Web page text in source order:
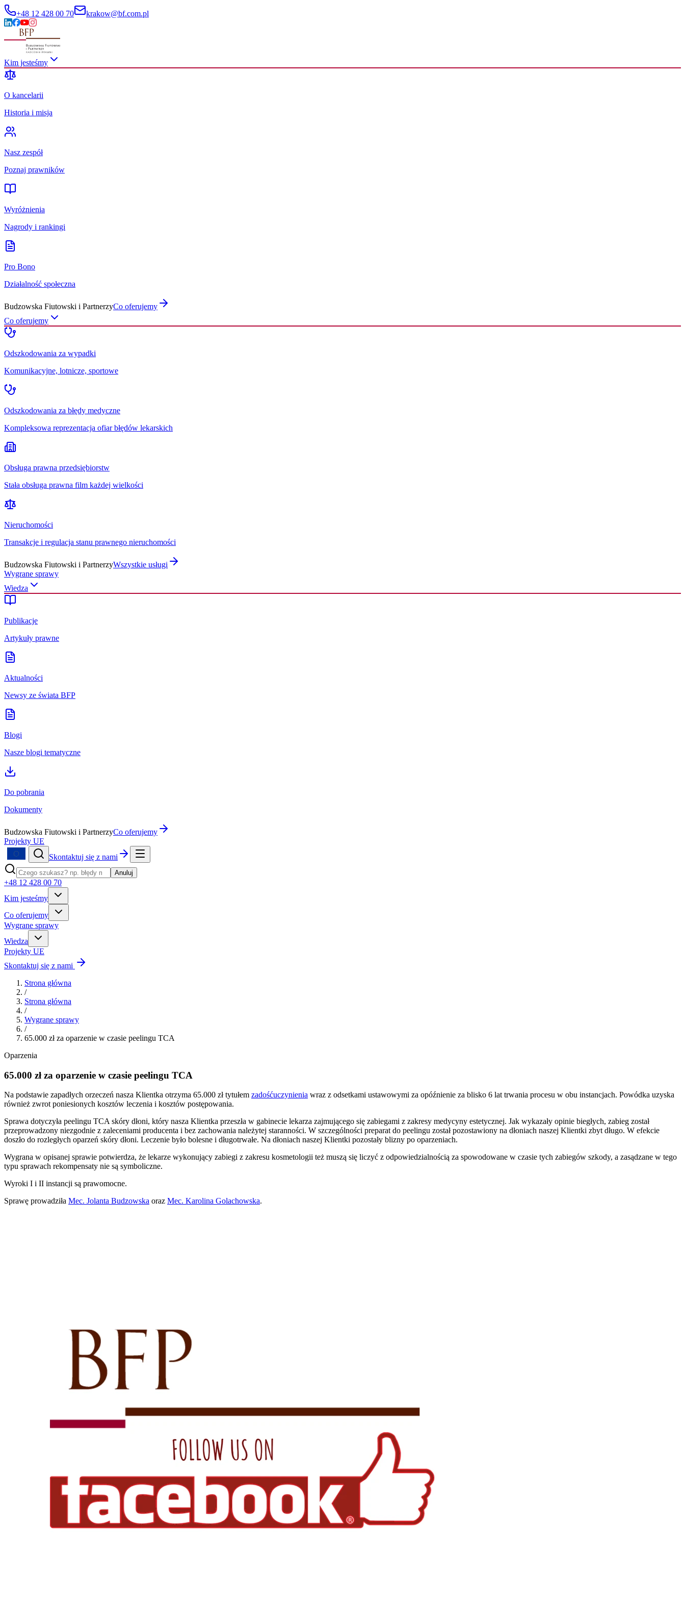
+48 12 428 00 70 krakow@bf.com.pl
Kim jesteśmy
O kancelarii
Historia i misja
Nasz zespół
Poznaj prawników
Wyróżnienia
Nagrody i rankingi
Pro Bono
Działalność społeczna
Budzowska Fiutowski i PartnerzyCo oferujemy
Co oferujemy
Odszkodowania za wypadki
Komunikacyjne, lotnicze, sportowe
Odszkodowania za błędy medyczne
Kompleksowa reprezentacja ofiar błędów lekarskich
Obsługa prawna przedsiębiorstw
Stała obsługa prawna film każdej wielkości
Nieruchomości
Transakcje i regulacja stanu prawnego nieruchomości
Budzowska Fiutowski i PartnerzyWszystkie usługi
Wygrane sprawy
Wiedza
Publikacje
Artykuły prawne
Aktualności
Newsy ze świata BFP
Blogi
Nasze blogi tematyczne
Do pobrania
Dokumenty
Budzowska Fiutowski i PartnerzyCo oferujemy
Projekty UE
Skontaktuj się z nami
Anuluj
+48 12 428 00 70
Kim jesteśmy
Co oferujemy
Wygrane sprawy
Wiedza
Projekty UE
Skontaktuj się z nami
Strona główna
/
Strona główna
/
Wygrane sprawy
/
65.000 zł za oparzenie w czasie peelingu TCA
Oparzenia
65.000 zł za oparzenie w czasie peelingu TCA
Na podstawie zapadłych orzeczeń nasza Klientka otrzyma 65.000 zł tytułem zadośćuczynienia wraz z odsetkami ustawowymi za opóźnienie za blisko 6 lat trwania procesu w obu instancjach. Powódka uzyska
również zwrot poniesionych kosztów leczenia i kosztów postępowania.
Sprawa dotyczyła peelingu TCA skóry dłoni, który nasza Klientka przeszła w gabinecie lekarza zajmującego się zabiegami z zakresy medycyny estetycznej. Jak wykazały opinie biegłych, zabieg został
przeprowadzony niezgodnie z zaleceniami producenta i bez zachowania należytej staranności. W szczególności preparat do peelingu został pozostawiony na dłoniach naszej Klientki zbyt długo. W efekcie
doszło do rozległych oparzeń skóry dłoni. Leczenie było bolesne i długotrwałe. Na dłoniach naszej Klientki pozostały blizny po oparzeniach.
Wygrana w opisanej sprawie potwierdza, że lekarze wykonujący zabiegi z zakresu kosmetologii też muszą się liczyć z odpowiedzialnością za spowodowane w czasie tych zabiegów szkody, a zasądzane w tego
typu sprawach rekompensaty nie są symboliczne.
Wyroki I i II instancji są prawomocne.
Sprawę prowadziła Mec. Jolanta Budzowska oraz Mec. Karolina Golachowska.